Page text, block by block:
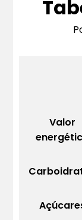
Valor